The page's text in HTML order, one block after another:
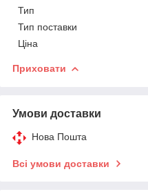
Тип
Тип поставки
Ціна
Приховати
Умови доставки
Нова Пошта
Всі умови доставки